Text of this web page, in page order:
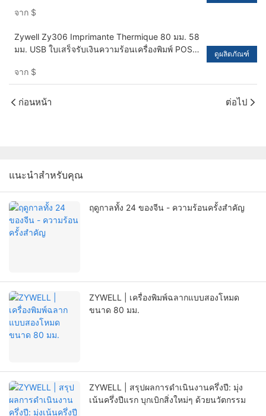
จาก $
Zywell Zy306 Imprimante Thermique 80 มม. 58
มม. USB ใบเสร็จรับเงินความร้อนเครื่องพิมพ์ POS
จาก $
ดูผลิตภัณฑ์
ก่อนหน้า ต่อไป
แนะนำสำหรับคุณ
ฤดูกาลทั้ง 24 ของจีน - ความร้อนครั้งสำคัญ
ZYWELL | เครื่องพิมพ์ฉลากแบบสองโหมด
ขนาด 80 มม.
ZYWELL | สรุปผลการดำเนินงานครึ่งปี: มุ่ง
เน้นครึ่งปีแรก บุกเบิกสิ่งใหม่ๆ ด้วยนวัตกรรม